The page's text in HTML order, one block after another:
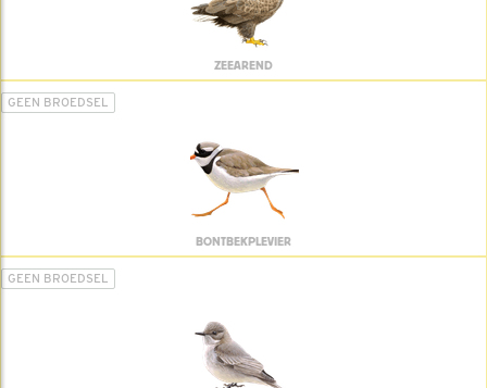
ZEEAREND
GEEN BROEDSEL
BONTBEKPLEVIER
GEEN BROEDSEL